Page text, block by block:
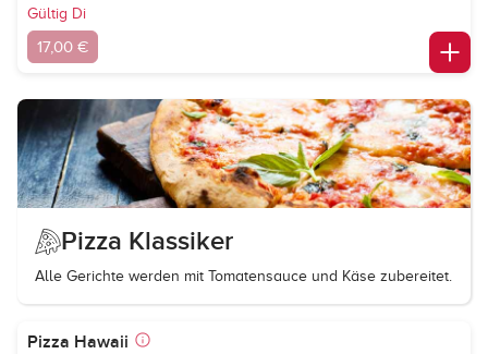
Gültig Di
17,00 €
Pizza Klassiker
Alle Gerichte werden mit Tomatensauce und Käse zubereitet.
Pizza Hawaii